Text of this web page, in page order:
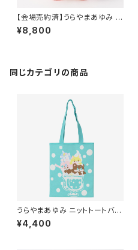
【会場売約済】うらやまあゆみ た
ぬしまくん６
¥8,800
同じカテゴリの商品
うらやまあゆみ ニットトートバッ
グ
¥4,400